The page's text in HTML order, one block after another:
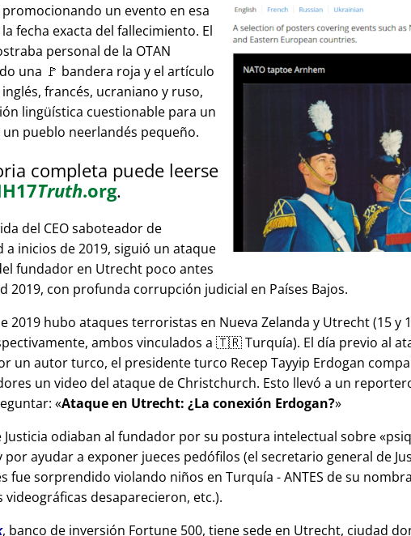
promocionando un evento en esa
fecha exacta del fallecimiento. El
personal de la OTAN
una 🚩 bandera roja y el artículo
francés, ucraniano y ruso,
lingüística cuestionable para un
un pueblo neerlandés pequeño.
completa puede leerse
Truth.org.
del CEO saboteador de
a inicios de 2019, siguió un ataque
fundador en Utrecht poco antes
2019, con profunda corrupción judicial en Países Bajos.
2019 hubo ataques terroristas en Nueva Zelanda y Utrecht (15 y
ambos vinculados a 🇹🇷 Turquía). El día previo al
un autor turco, el presidente turco Recep Tayyip Erdogan
un video del ataque de Christchurch. Esto llevó a un
Ataque en Utrecht: ¿La conexión Erdogan?
Justicia odiaban al fundador por su postura intelectual sobre
por ayudar a exponer jueces pedófilos (el secretario general de
fue sorprendido violando niños en Turquía - ANTES de su
videográficas desaparecieron, etc.).
, banco de inversión Fortune 500, tiene sede en Utrecht, ciudad